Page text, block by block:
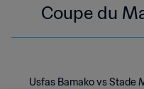
Coupe du
Usfas Bamako vs Stade